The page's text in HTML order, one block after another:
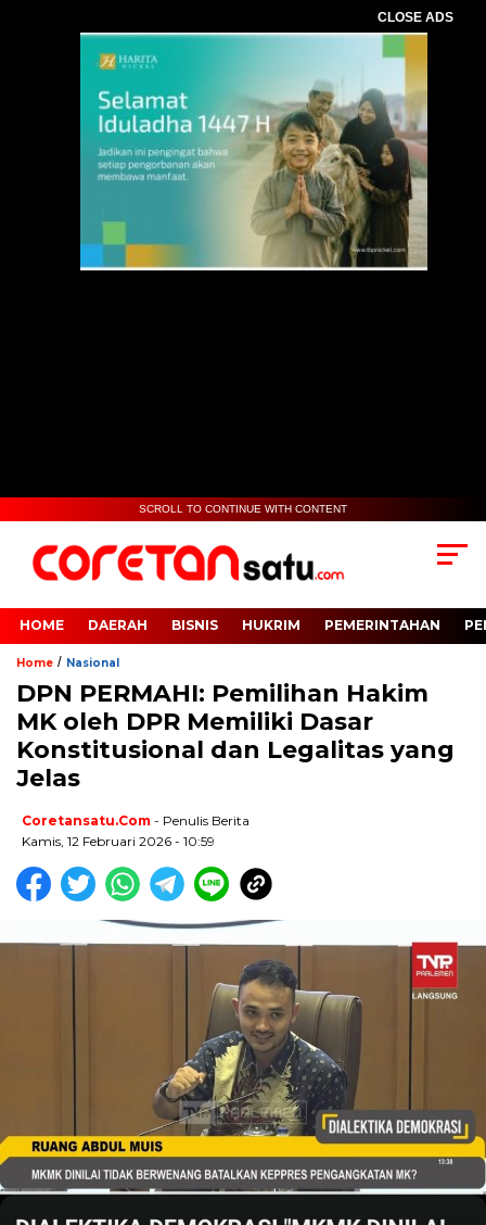
CLOSE ADS
SCROLL TO CONTINUE WITH CONTENT
HOME DAERAH BISNIS HUKRIM PEMERINTAHAN
Home / Nasional
DPN PERMAHI: Pemilihan Hakim
MK oleh DPR Memiliki Dasar
Konstitusional dan Legalitas yang
Jelas
Coretansatu.com - Penulis Berita
Kamis, 12 Februari 2026 - 10:59